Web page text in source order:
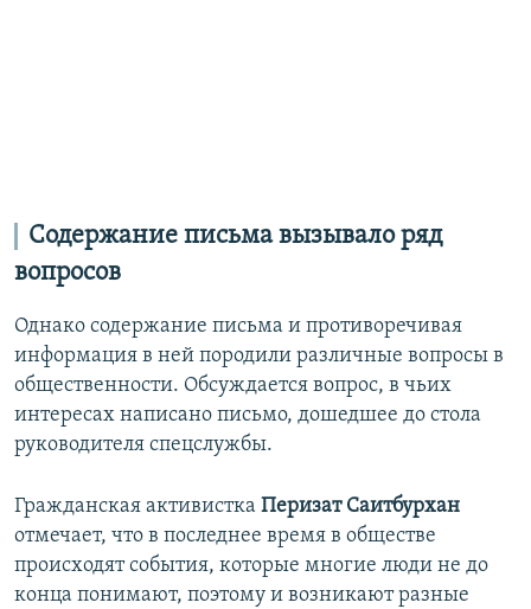
Содержание письма вызывало ряд
вопросов
Однако содержание письма и противоречивая
информация в ней породили различные вопросы в
общественности. Обсуждается вопрос, в чьих
интересах написано письмо, дошедшее до стола
руководителя спецслужбы.
Гражданская активистка Перизат Саитбурхан
отмечает, что в последнее время в обществе
происходят события, которые многие люди не до
конца понимают, поэтому и возникают разные